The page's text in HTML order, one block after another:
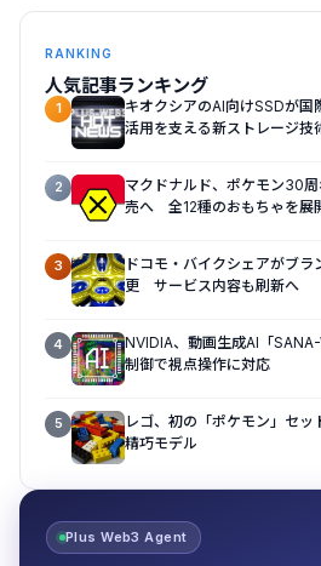
RANKING
人気記事ランキング
1
キオクシアのAI向けSSDが
活用を支える新ストレージ技
2
マクドナルド、ポケモン30
売へ 全12種のおもちゃを展
3
ドコモ・バイクシェアがブ
更 サービス内容も刷新へ
4
NVIDIA、動画生成AI「
制御で視点操作に対応
5
レゴ、初の「ポケモン」セ
精巧モデル
Plus Web3 Agent